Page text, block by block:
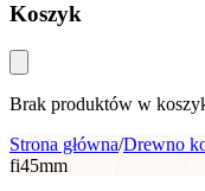
Koszyk
Brak produktów w
Strona główna/Drewno
fi45mm